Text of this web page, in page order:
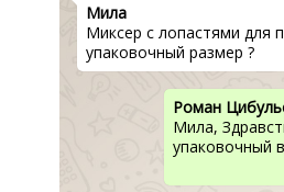
Мила
Миксер с лопастями для
упаковочный размер ?
Роман
Мила,
упаковочный